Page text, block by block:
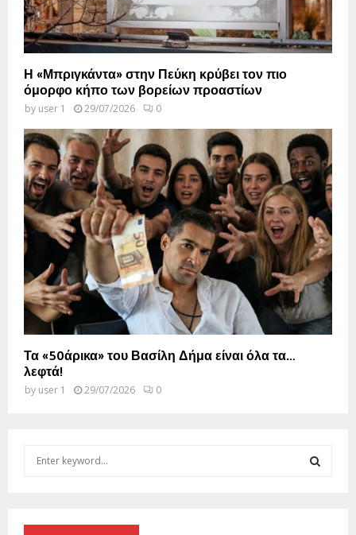
Η «Μπριγκάντα» στην Πεύκη κρύβει τον πιο
όμορφο κήπο των βορείων προαστίων
by user 1 29/07/2026 0
Τα «50άρικα» του Βασίλη Δήμα είναι όλα τα…
λεφτά!
by user 1 29/07/2026 0